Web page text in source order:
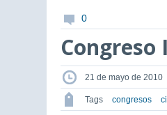
0
21 de mayo de 2010
Tags congresos